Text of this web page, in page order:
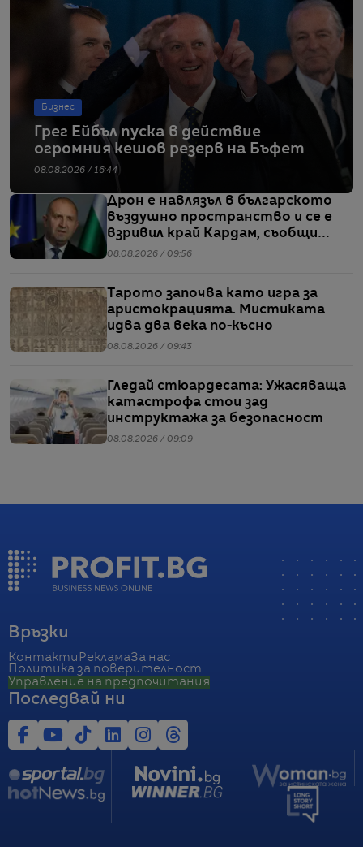
Бизнес
Грег Ейбъл пуска в действие
огромния кешов резерв на Бъфет
08.08.2026 / 16:44
Дрон е навлязъл в българското
въздушно пространство и се е
взривил край Кардам, съобщи
Радев
08.08.2026 / 09:56
Тарото започва като игра за
аристокрацията. Мистиката
идва два века по-късно
08.08.2026 / 09:43
Гледай стюардесата: Ужасяваща
катастрофа стои зад
инструктажа за безопасност
08.08.2026 / 09:09
Връзки
Контакти РекламаЗа нас
Политика за поверителност
Управление на предпочитания
Последвай ни